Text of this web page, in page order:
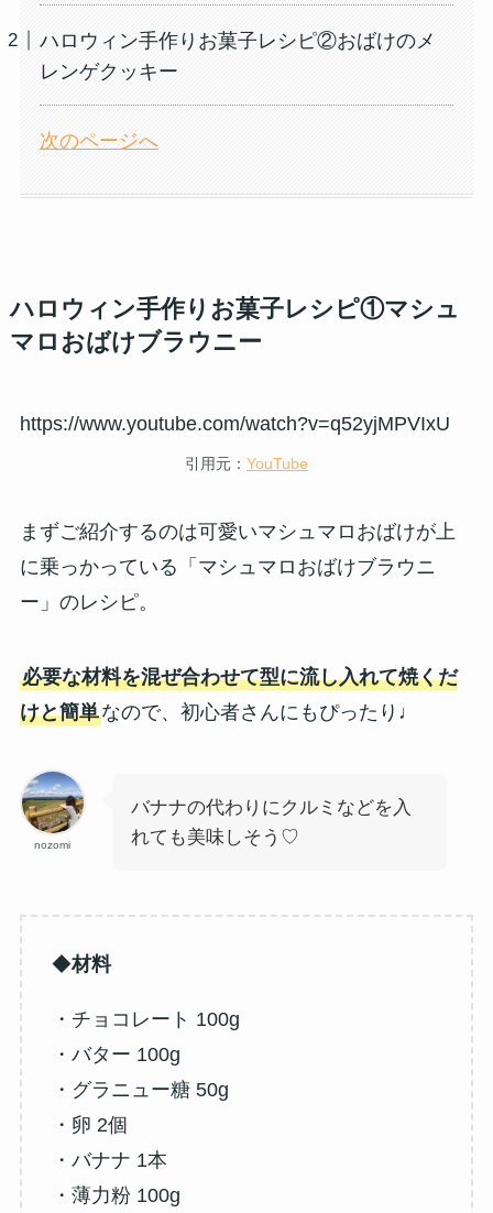
ハロウィン手作りお菓子レシピ②おばけのメ
レンゲクッキー
次のページへ
ハロウィン手作りお菓子レシピ①マシュ
マロおばけブラウニー
https://www.youtube.com/watch?v=q52yjMPVIxU
引用元： YouTube
まずご紹介するのは可愛いマシュマロおばけが上
に乗っかっている「マシュマロおばけブラウニ
ー」のレシピ。
必要な材料を混ぜ合わせて型に流し入れて焼くだ
けと簡単なので、初心者さんにもぴったり♩
nozomi
バナナの代わりにクルミなどを入
れても美味しそう♡
◆材料
・チョコレート 100g
・バター 100g
・グラニュー糖 50g
・卵 2個
・バナナ 1本
・薄力粉 100g